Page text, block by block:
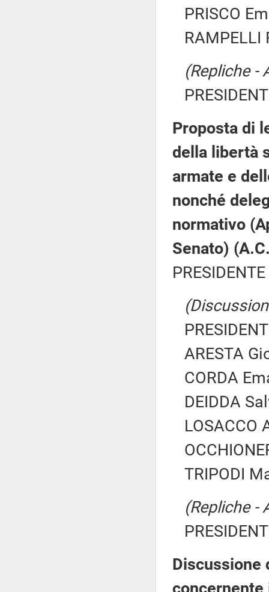
PRISCO
RAMPELLI
(Repliche -
Proposta di
della libertà
armate e
nonché
normativo
Senato)
ARESTA
CORDA
DEIDDA
LOSACCO
TRIPODI
(Repliche -
Discussione